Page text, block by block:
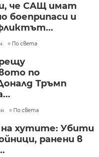
че САЩ имат
боеприпаси и
По света
по
Тръмп
По света
на хутите: Убити
ранени в